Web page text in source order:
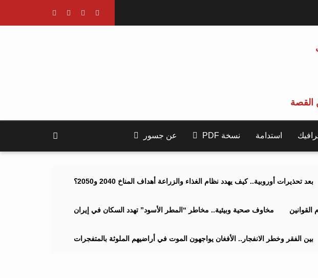
القصة
استدامة نسخة PDF عن جسور
بعد تحذيرات أوروبية.. كيف يهدد نظام الغذاء والزراعة أهداف المناخ 2040 و2050؟
مخاوف صحية وبيئية.. مخاطر “المطر الأسود” تهدد السكان في إيران
بين الفقر وخطر الانفجار.. الأفغان يواجهون الموت في أراضيهم الملوثة بالمتفجرات